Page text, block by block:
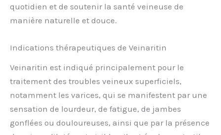
quotidien et de soutenir la santé veineuse de
manière naturelle et douce.
Indications thérapeutiques de Veinaritin
Veinaritin est indiqué principalement pour le
traitement des troubles veineux superficiels,
notamment les varices, qui se manifestent par une
sensation de lourdeur, de fatigue, de jambes
gonflées ou douloureuses, ainsi que par la présence